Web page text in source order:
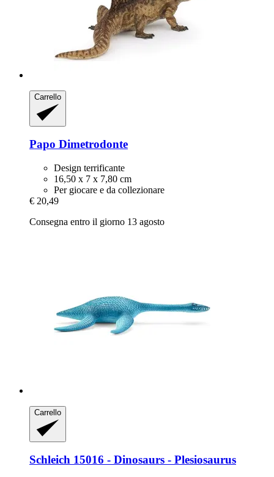
Carrello
Papo Dimetrodonte
Design terrificante
16,50 x 7 x 7,80 cm
Per giocare e da collezionare
€ 20,49
Consegna entro il giorno 13 agosto
Carrello
Schleich 15016 -​ Dinosaurs -​ Plesiosaurus